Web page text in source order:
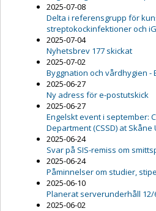
2025-07-08
Delta i referensgrupp för
streptokockinfektioner och
2025-07-04
Nyhetsbrev 177 skickat
2025-07-02
Byggnation och vårdhygien -
2025-06-27
Ny adress för e-postutskick
2025-06-27
Engelskt event i september:
Department (CSSD) at
2025-06-24
Svar på SIS-remiss om
2025-06-24
Påminnelser om studier,
2025-06-10
Planerat serverunderhåll 12/
2025-06-02